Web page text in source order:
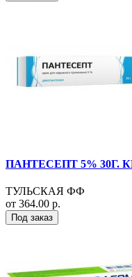
ПАНТЕСЕПТ 5% 30Г.
ТУЛЬСКАЯ ФФ
от 364.00 р.
Под заказ